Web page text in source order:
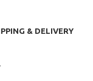
& DELIVERY